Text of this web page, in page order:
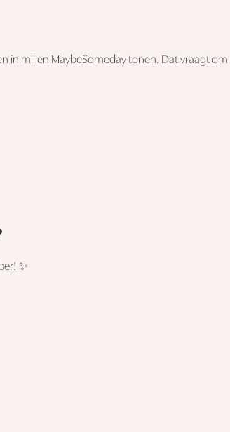
in mij en MaybeSomeday tonen. Dat vraagt om
✨